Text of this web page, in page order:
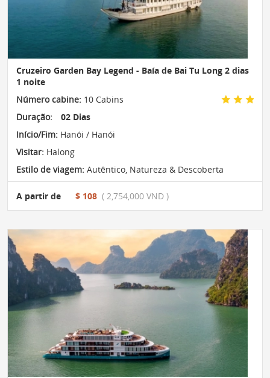
Cruzeiro Garden Bay Legend - Baía de Bai Tu Long 2 dias
1 noite
Número cabine: 10 Cabins
Duração:
02 Dias
Início/Fim: Hanói / Hanói
Visitar: Halong
Estilo de viagem: Autêntico, Natureza & Descoberta
A partir de $ 108 ( 2,754,000 VND )